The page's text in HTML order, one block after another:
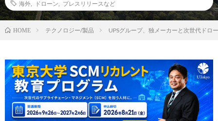
海外
ドローン プレスリリースなど
HOME テクノロジー/製品 UPSグループ、独メーカーと次世代ドロ